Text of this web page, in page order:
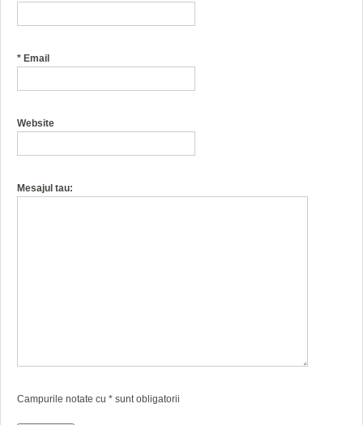
* Email
Website
Mesajul tau:
Campurile notate cu * sunt obligatorii